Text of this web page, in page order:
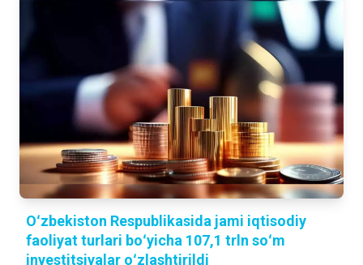
Oʻzbekiston Respublikasida jami iqtisodiy
faoliyat turlari boʻyicha 107,1 trln soʻm
investitsiyalar oʻzlashtirildi